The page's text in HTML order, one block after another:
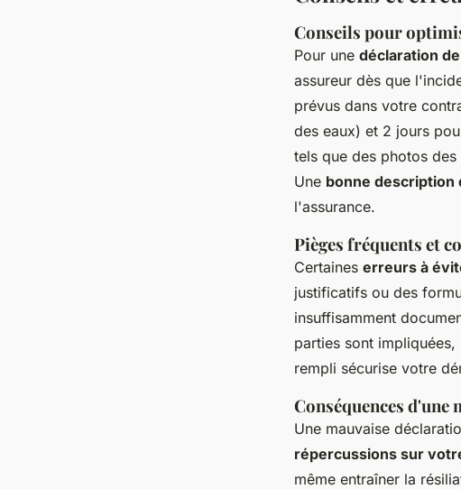
Conseils pour
Pour une déclaration
assureur dès que
prévus dans votre
des eaux) et 2 jours
tels que des photos
Une bonne description
l'assurance.
Pièges fréquents et
Certaines erreurs à
justificatifs ou des
insuffisamment
parties sont
rempli sécurise votre
Conséquences
Une mauvaise
répercussions sur
même entraîner la